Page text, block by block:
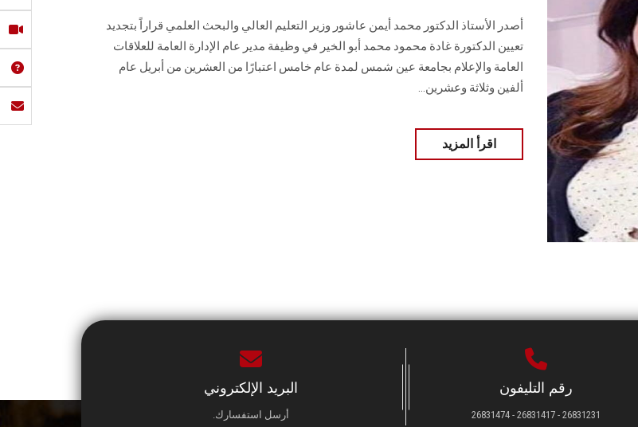
أصدر الأستاذ الدكتور محمد أيمن عاشور وزير التعليم العالي والبحث العلمي قراراً بتجديد
تعيين الدكتورة غادة محمود محمد أبو الخير في وظيفة مدير عام الإدارة العامة للعلاقات
العامة والإعلام بجامعة عين شمس لمدة عام خامس اعتبارًا من العشرين من أبريل عام
ألفين وثلاثة وعشرين...
اقرأ المزيد
رقم التليفون
26831231 - 26831417 - 26831474
البريد الإلكتروني
أرسل استفسارك.